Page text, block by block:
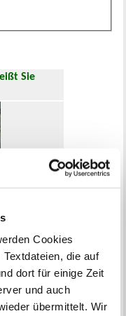
Cookies
die auf
dort für einige Zeit
und auch
übermittelt. Wir
Sie
.